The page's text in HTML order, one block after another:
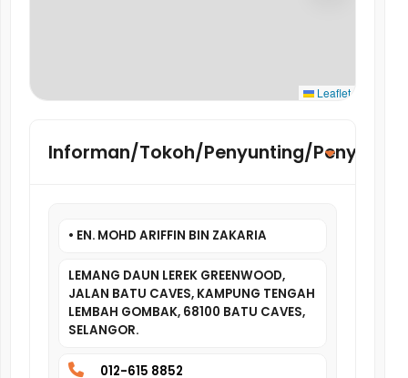
Leaflet
Informan/Tokoh/Penyunting/Penyelidik
• EN. MOHD ARIFFIN BIN ZAKARIA
LEMANG DAUN LEREK GREENWOOD,
JALAN BATU CAVES, KAMPUNG TENGAH
LEMBAH GOMBAK, 68100 BATU CAVES,
SELANGOR.
012-615 8852